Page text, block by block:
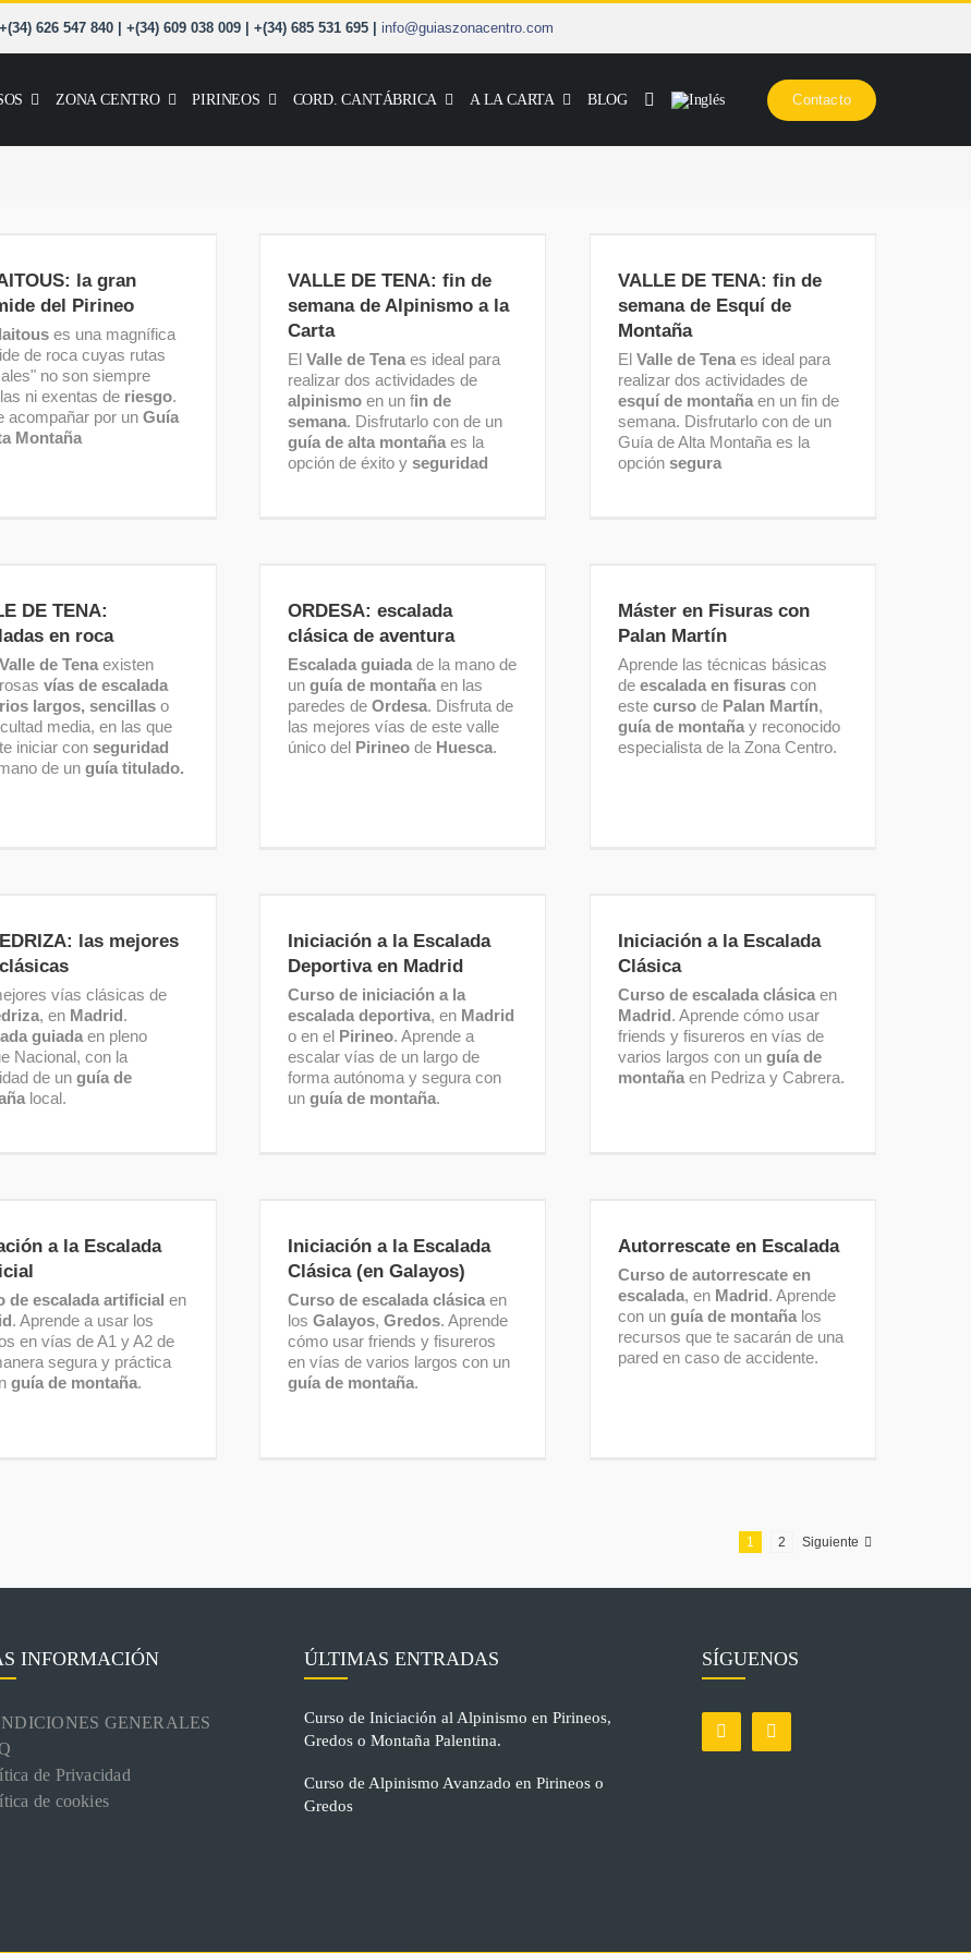
626 547 840 | +(34) 609 038 009 | +(34) 685 531 695 | info@guiaszonacentro.com
ZONA CENTRO PIRINEOS CORD. CANTÁBRICA A LA CARTA BLOG Contacto
del Pirineola gran
del Pirineo
es una magnífica
de roca cuyas rutas
no son siempre
ni exentas de riesgo.
acompañar por un Guía
Montaña
Carta
VALLE DE TENA: fin de
semana de Alpinismo a la
Carta
El Valle de Tena es ideal para
realizar dos actividades de
alpinismo en un fin de
semana. Disfrutarlo con de un
guía de alta montaña es la
opción de éxito y seguridad
semana de Esquí de Montaña
VALLE DE TENA: fin de
semana de Esquí de
Montaña
El Valle de Tena es ideal para
realizar dos actividades de
esquí de montaña en un fin de
semana. Disfrutarlo con de un
Guía de Alta Montaña es la
opción segura
en roca
DE TENA:
en roca
Valle de Tena existen
vías de escalada
largos, sencillas o
media, en las que
iniciar con seguridad
de un guía titulado.
aventura
ORDESA: escalada
clásica de aventura
Escalada guiada de la mano de
un guía de montaña en las
paredes de Ordesa. Disfruta de
las mejores vías de este valle
único del Pirineo de Huesca.
Martín
Máster en Fisuras con
Palan Martín
Aprende las técnicas básicas
de escalada en fisuras con
este curso de Palan Martín,
guía de montaña y reconocido
especialista de la Zona Centro.
clásicaslas mejores
vías clásicas de
, en Madrid.
guiada en pleno
Nacional, con la
de un guía de
local.
Deportiva en Madrid
Iniciación a la Escalada
Deportiva en Madrid
Curso de iniciación a la
escalada deportiva, en Madrid
o en el Pirineo. Aprende a
escalar vías de un largo de
forma autónoma y segura con
un guía de montaña.
Clásica
Iniciación a la Escalada
Clásica
Curso de escalada clásica en
Madrid. Aprende cómo usar
friends y fisureros en vías de
varios largos con un guía de
montaña en Pedriza y Cabrera.
Artificial
a la Escalada
de escalada artificial en
. Aprende a usar los
en vías de A1 y A2 de
segura y práctica
guía de montaña.
Clásica (en Galayos)
Iniciación a la Escalada
Clásica (en Galayos)
Curso de escalada clásica en
los Galayos, Gredos. Aprende
cómo usar friends y fisureros
en vías de varios largos con un
guía de montaña.
Autorrescate en Escalada
Curso de autorrescate en
escalada, en Madrid. Aprende
con un guía de montaña los
recursos que te sacarán de una
pared en caso de accidente.
1 2 Siguiente
INFORMACIÓN
GENERALES
de Privacidad
de cookies
ÚLTIMAS ENTRADAS
Curso de Iniciación al Alpinismo en Pirineos,
Gredos o Montaña Palentina.
Curso de Alpinismo Avanzado en Pirineos o
Gredos
SÍGUENOS